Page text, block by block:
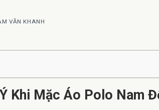
VĂN KHANH
Khi Mặc Áo Polo Nam